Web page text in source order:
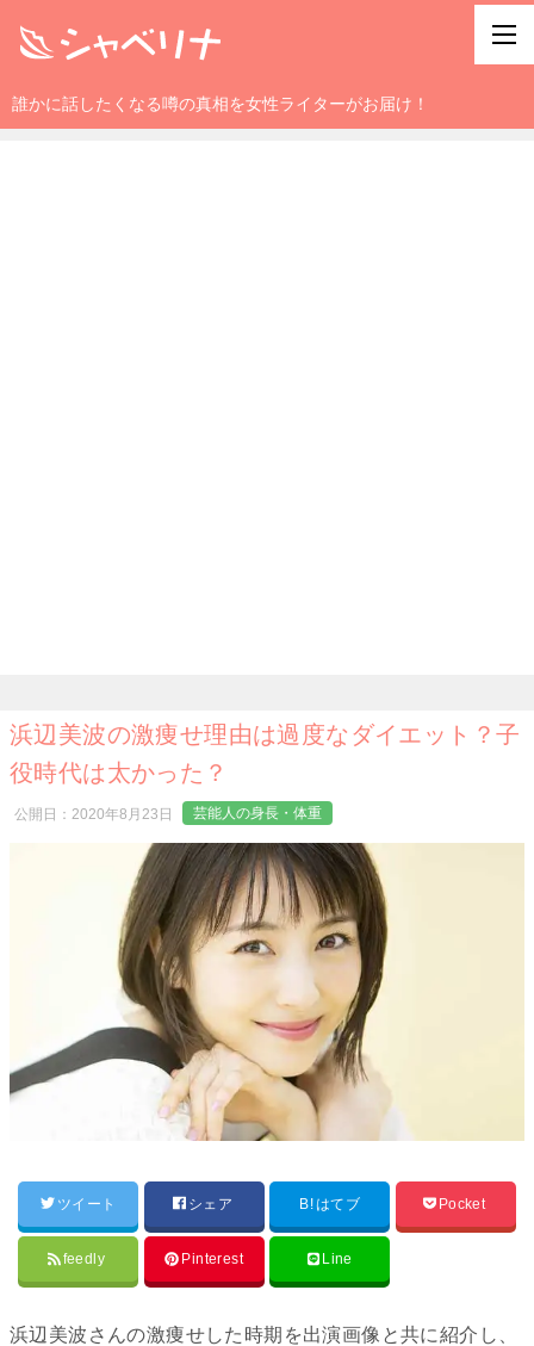
誰かに話したくなる噂の真相を女性ライターがお届け！
浜辺美波の激痩せ理由は過度なダイエット？子
役時代は太かった？
公開日： 2020年8月23日 芸能人の身長・体重
ツイート シェア B!はてブ Pocket
feedly Pinterest Line
浜辺美波さんの激痩せした時期を出演画像と共に紹介し、